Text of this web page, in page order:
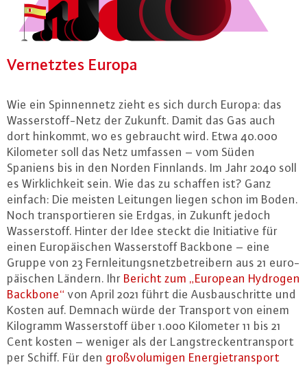
Ver­netz­tes Europa
Wie ein Spin­nen­netz zieht es sich durch Europa: das
Was­ser­stoff-Netz der Zukunft. Damit das Gas auch
dort hinkommt, wo es gebraucht wird. Etwa 40.000
Kilometer soll das Netz umfassen – vom Süden
Spaniens bis in den Norden Finnlands. Im Jahr 2040 soll
es Wirk­lich­keit sein. Wie das zu schaffen ist? Ganz
einfach: Die meisten Leitungen liegen schon im Boden.
Noch trans­por­tie­ren sie Erdgas, in Zukunft jedoch
Was­ser­stoff. Hinter der Idee steckt die In­itia­ti­ve für
einen Eu­ro­päi­schen Was­ser­stoff Backbone – eine
Gruppe von 23 Fern­lei­tungs­netz­be­trei­bern aus 21 eu­ro­
päi­schen Ländern. Ihr Bericht zum „European Hydrogen
Backbone“ von April 2021 führt die Aus­bau­schrit­te und
Kosten auf. Demnach würde der Transport von einem
Kilogramm Was­ser­stoff über 1.000 Kilometer 11 bis 21
Cent kosten – weniger als der Lang­stre­cken­trans­port
per Schiff. Für den groß­vo­lu­mi­gen En­er­gie­trans­port